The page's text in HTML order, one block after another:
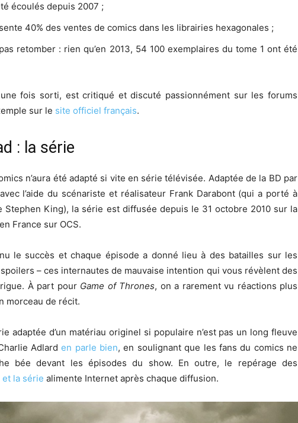
écoulés depuis 2007 ;
40% des ventes de comics dans les librairies hexagonales ;
retomber : rien qu’en 2013, 54 100 exemplaires du tome 1 ont été
fois sorti, est critiqué et discuté passionnément sur les forums
sur le site officiel français.
: la série
n’aura été adapté si vite en série télévisée. Adaptée de la BD par
l’aide du scénariste et réalisateur Frank Darabont (qui a porté à
Stephen King), la série est diffusée depuis le 31 octobre 2010 sur la
France sur OCS.
le succès et chaque épisode a donné lieu à des batailles sur les
– ces internautes de mauvaise intention qui vous révèlent des
À part pour Game of Thrones, on a rarement vu réactions plus
morceau de récit.
adaptée d’un matériau originel si populaire n’est pas un long fleuve
Adlarden parle bien, en soulignant que les fans du comics ne
bée devant les épisodes du show. En outre, le repérage des
la série alimente Internet après chaque diffusion.